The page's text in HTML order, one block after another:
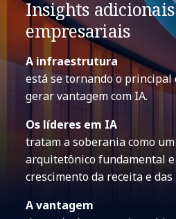
Insights
empresariais
A infraestrutura
está se tornando o
gerar vantagem com IA.
Os líderes em IA
tratam a soberania como
arquitetônico fundamental
crescimento da receita e das
A vantagem